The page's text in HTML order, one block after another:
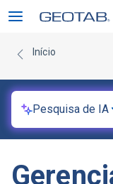
Início
Pesquisa de IA